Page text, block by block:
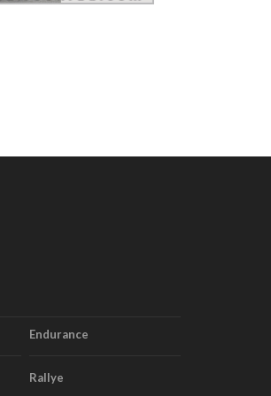
Endurance
Rallye